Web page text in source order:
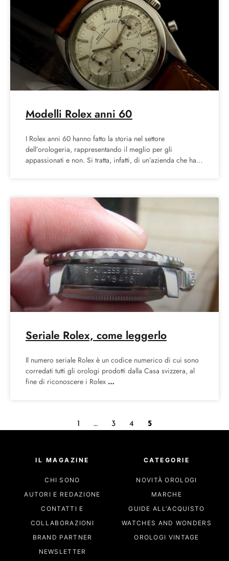
Modelli Rolex anni 60
I Rolex anni 60 hanno fatto la storia nel settore
dell’orologeria, rappresentando il meglio per gli
appassionati e non. Si tratta, infatti, di un’azienda che ha
Seriale Rolex, come leggerlo
Il numero seriale Rolex è un codice numerico di cui sono
corredati tutti gli orologi prodotti dalla Casa svizzera, al
fine di riconoscere i Rolex
1 … 3 4 5
IL MAGAZINE
CHI SONO
AUTORI E REDAZIONE
CONTATTI E
COLLABORAZIONI
BRAND PARTNER
NEWSLETTER
CATEGORIE
NOVITÀ OROLOGI
MARCHE
GUIDE ALL'ACQUISTO
WATCHES AND WONDERS
OROLOGI VINTAGE